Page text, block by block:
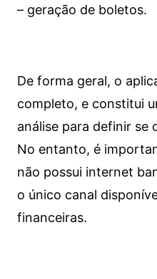
– geração de boletos.
De forma geral, o
completo, e constitui
análise para definir se
No entanto, é
não possui internet
o único canal
financeiras.